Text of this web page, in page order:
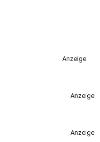
Anzeige
Anzeige
Anzeige